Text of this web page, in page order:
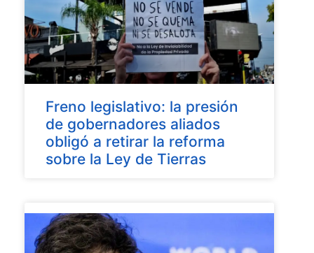
Freno legislativo: la presión
de gobernadores aliados
obligó a retirar la reforma
sobre la Ley de Tierras